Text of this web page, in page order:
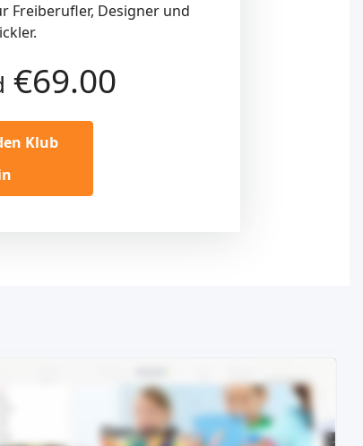
Freiberufler, Designer und
€69.00
Klub